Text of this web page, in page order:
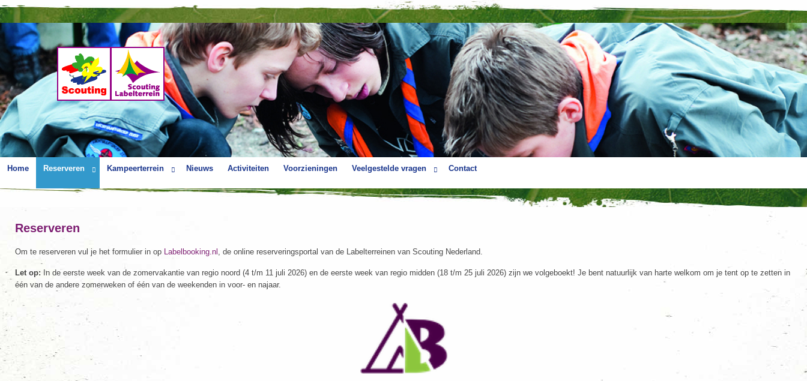
Home Reserveren Kampeerterrein Nieuws Activiteiten Voorzieningen Veelgestelde vragen Contact
Reserveren
Om te reserveren vul je het formulier in op Labelbooking.nl , de online reserveringsportal van de Labelterreinen van Scouting Nederland.
Let op: In de eerste week van de zomervakantie van regio noord (4 t/m 11 juli 2026) en de eerste week van regio midden (18 t/m 25 juli 2026) zijn we volgeboekt! Je bent natuurlijk van harte welkom om je tent op te zetten in
één van de andere zomerweken of één van de weekenden in voor- en najaar.